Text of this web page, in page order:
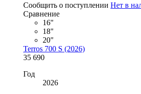
Сообщить о поступлении Нет в
Сравнение
16"
18"
20"
Terros 700 S (2026)
35 690
Год
2026